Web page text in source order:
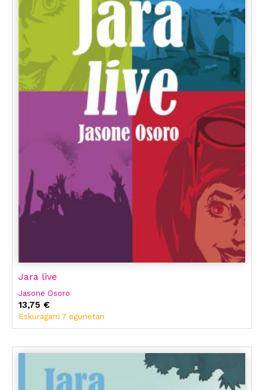
Jara live
Jasone Osoro
13,75 €
Eskuragarri 7 egunetan